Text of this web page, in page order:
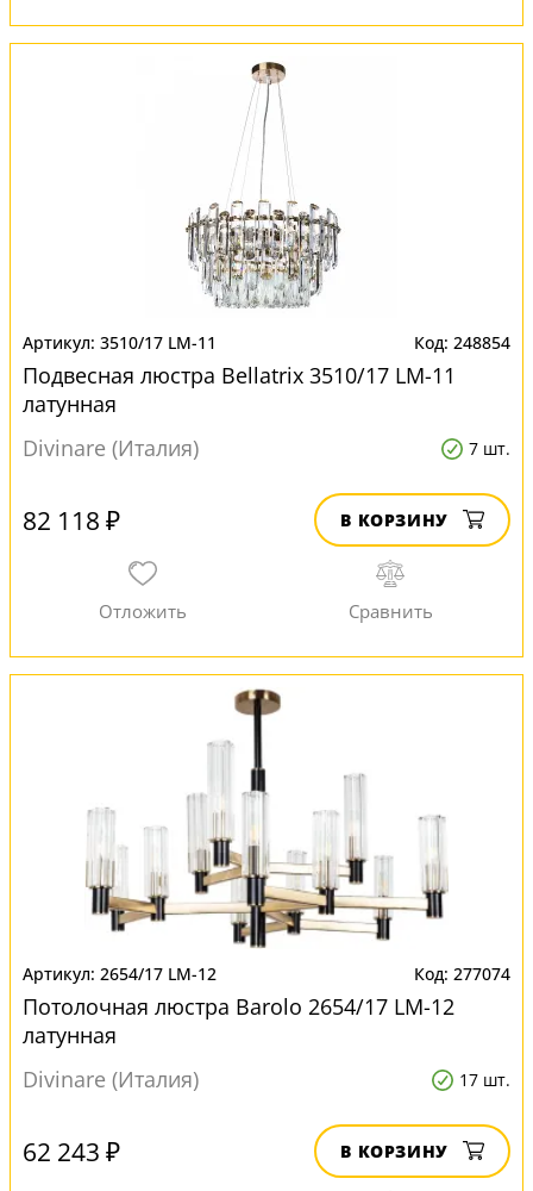
3510/17 LM-11 248854
Подвесная люстра Bellatrix 3510/17 LM-11
латунная
Divinare (Италия)
7 шт.
82 118 ₽ В КОРЗИНУ
2654/17 LM-12 277074
Потолочная люстра Barolo 2654/17 LM-12
латунная
Divinare (Италия)
17 шт.
62 243 ₽ В КОРЗИНУ